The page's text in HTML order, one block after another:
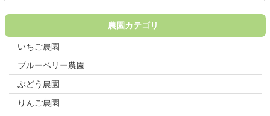
農園カテゴリ
いちご農園
ブルーベリー農園
ぶどう農園
りんご農園